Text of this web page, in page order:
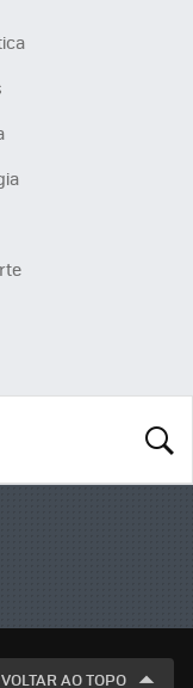
VOLTAR AO TOPO